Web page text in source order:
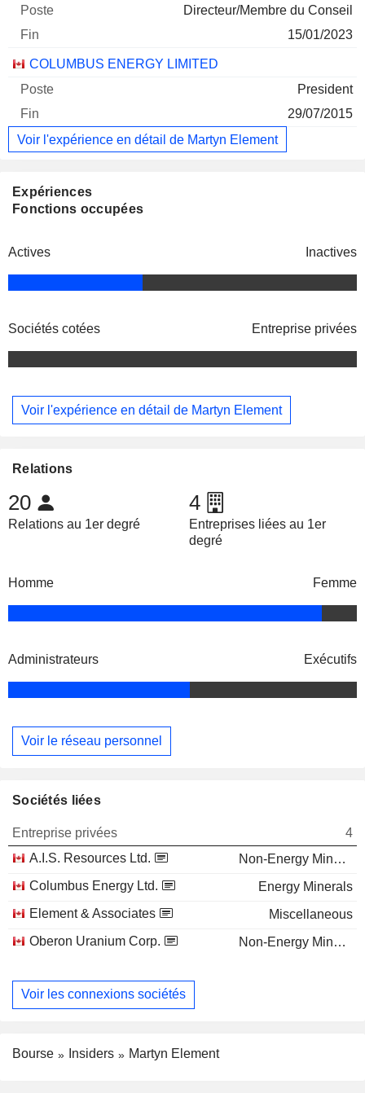
Directeur/Membre du Conseil
15/01/2023
COLUMBUS ENERGY LIMITED
President
29/07/2015
Voir l'expérience en détail de Martyn Element
Expériences
Fonctions occupées
Actives Inactives
Sociétés cotées Entreprise privées
Voir l'expérience en détail de Martyn Element
Relations
20
Relations au 1er degré
4
Entreprises liées au 1er
degré
Homme Femme
Administrateurs Exécutifs
Voir le réseau personnel
Sociétés liées
Entreprise privées
4
A.I.S. Resources Ltd.
Non-Energy Minerals
Columbus Energy Ltd.
Energy Minerals
Element & Associates
Miscellaneous
Oberon Uranium Corp.
Non-Energy Minerals
Voir les connexions sociétés
Bourse Insiders Martyn Element